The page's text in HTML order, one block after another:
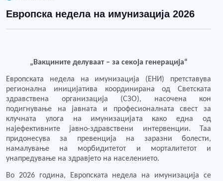
Европска недела на имунизација 2026
„Вакцините делуваат – за секоја генерација“
Европската недела на имунизација (ЕНИ) претставува
регионална иницијатива координирана од Светската
здравствена организација (СЗО), насочена кон
подигнување на јавната и професионалната свест за
клучната улога на имунизацијата како една од
најефективните јавно-здравствени интервенции. Таа
придонесува за превенција на заразни болести,
намалување на морбидитетот и морталитетот и
унапредување на здравјето на населението.
Во 2026 година, Европската недела на имунизација се